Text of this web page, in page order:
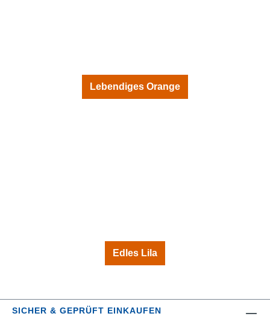
Lebendiges Orange
Edles Lila
SICHER & GEPRÜFT EINKAUFEN